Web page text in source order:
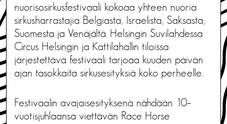
nuorisosirkusfestivaali kokoaa yhteen nuoria
sirkusharrastajia Belgiasta, Israelista, Saksasta,
Suomesta ja Venäjältä. Helsingin Suvilahdessa
Circus Helsingin ja Kattilahallin tiloissa
järjestettävä festivaali tarjoaa kuuden päivän
ajan tasokkaita sirkusesityksiä koko perheelle.
Festivaalin avajaisesityksenä nähdään 10–
vuotisjuhlaansa viettävän Race Horse